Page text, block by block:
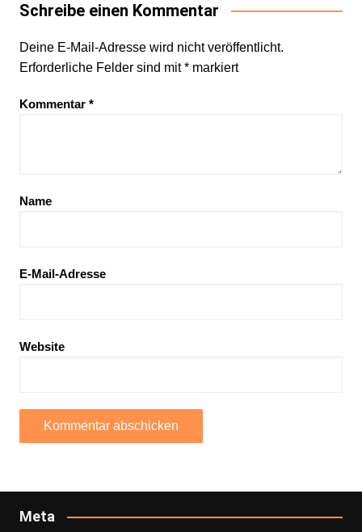
Schreibe einen Kommentar
Deine E-Mail-Adresse wird nicht veröffentlicht.
Erforderliche Felder sind mit*markiert
Kommentar *
Name
E-Mail-Adresse
Website
Meta